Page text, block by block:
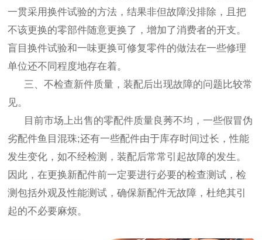
一贯采用换件试验的方法，结果非但故障没排除，且把
不该更换的零部件随意更换了，增加了消费者的开支。
盲目换件试验和一味更换可修复零件的做法在一些修理
单位还不同程度地存在着。
三、不检查新件质量，装配后出现故障的问题比较常
见。
目前市场上出售的零配件质量良莠不均，一些假冒伪
劣配件鱼目混珠;还有一些配件由于库存时间过长，性能
发生变化，如不经检测，装配后常常引起故障的发生。
因此，在更换新配件前一定要进行必要的检查测试，检
测包括外观及性能测试，确保新配件无故障，杜绝其引
起的不必要麻烦。